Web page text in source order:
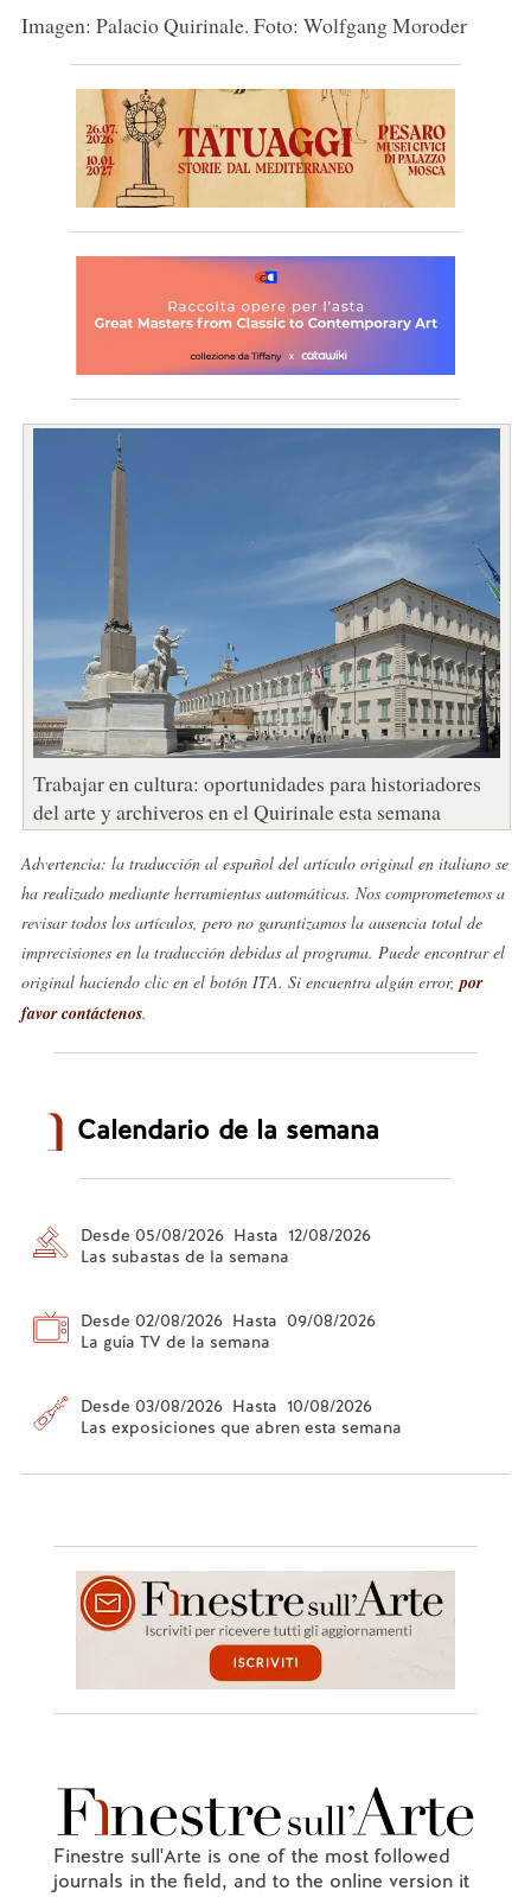
Imagen: Palacio Quirinale. Foto: Wolfgang Moroder
Trabajar en cultura: oportunidades para historiadores
del arte y archiveros en el Quirinale esta semana
Advertencia: la traducción al español del artículo original en italiano se
ha realizado mediante herramientas automáticas. Nos comprometemos a
revisar todos los artículos, pero no garantizamos la ausencia total de
imprecisiones en la traducción debidas al programa. Puede encontrar el
original haciendo clic en el botón ITA. Si encuentra algún error, por
favor contáctenos.
Calendario de la semana
Desde 05/08/2026 Hasta 12/08/2026
Las subastas de la semana
Desde 02/08/2026 Hasta 09/08/2026
La guía TV de la semana
Desde 03/08/2026 Hasta 10/08/2026
Las exposiciones que abren esta semana
Finestre sull'Arte is one of the most followed
journals in the field, and to the online version it